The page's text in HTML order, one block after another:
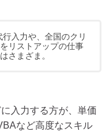
入力や、全国のクリ
リストアップの仕事
さまざま。
入力する方が、単価
など高度なスキル